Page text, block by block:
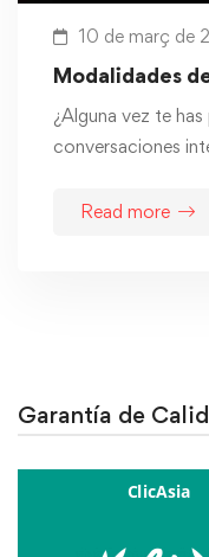
10 de març de
Modalidades
¿Alguna vez te
conversaciones
Read more
Garantía de